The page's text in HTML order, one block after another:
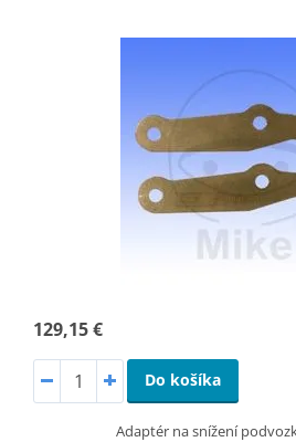
129,15 €
Do košíka
Adaptér na snížení